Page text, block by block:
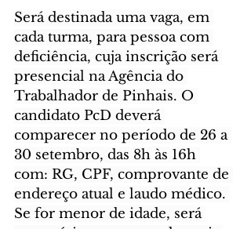
Será destinada uma vaga, em
cada turma, para pessoa com
deficiência, cuja inscrição será
presencial na Agência do
Trabalhador de Pinhais. O
candidato PcD deverá
comparecer no período de 26 a
30 setembro, das 8h às 16h
com: RG, CPF, comprovante de
endereço atual e laudo médico.
Se for menor de idade, será